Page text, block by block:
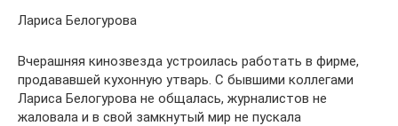
Лариса Белогурова
Вчерашняя кинозвезда устроилась работать в фирме,
продававшей кухонную утварь. С бывшими коллегами
Лариса Белогурова не общалась, журналистов не
жаловала и в свой замкнутый мир не пускала